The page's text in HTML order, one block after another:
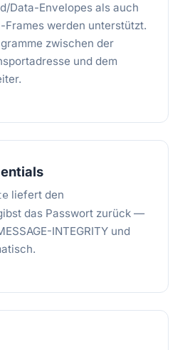
Data-Envelopes als auch
werden unterstützt.
zwischen der
und dem
liefert den
das Passwort zurück —
INTEGRITY und